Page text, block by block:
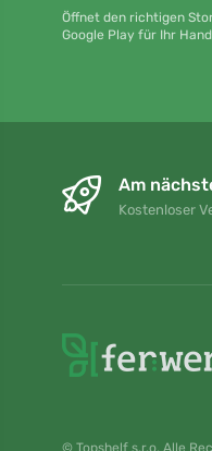
Öffnet den richtigen
Google Play für Ihr
Am
Kostenloser
© Topshelf s.r.o. Alle